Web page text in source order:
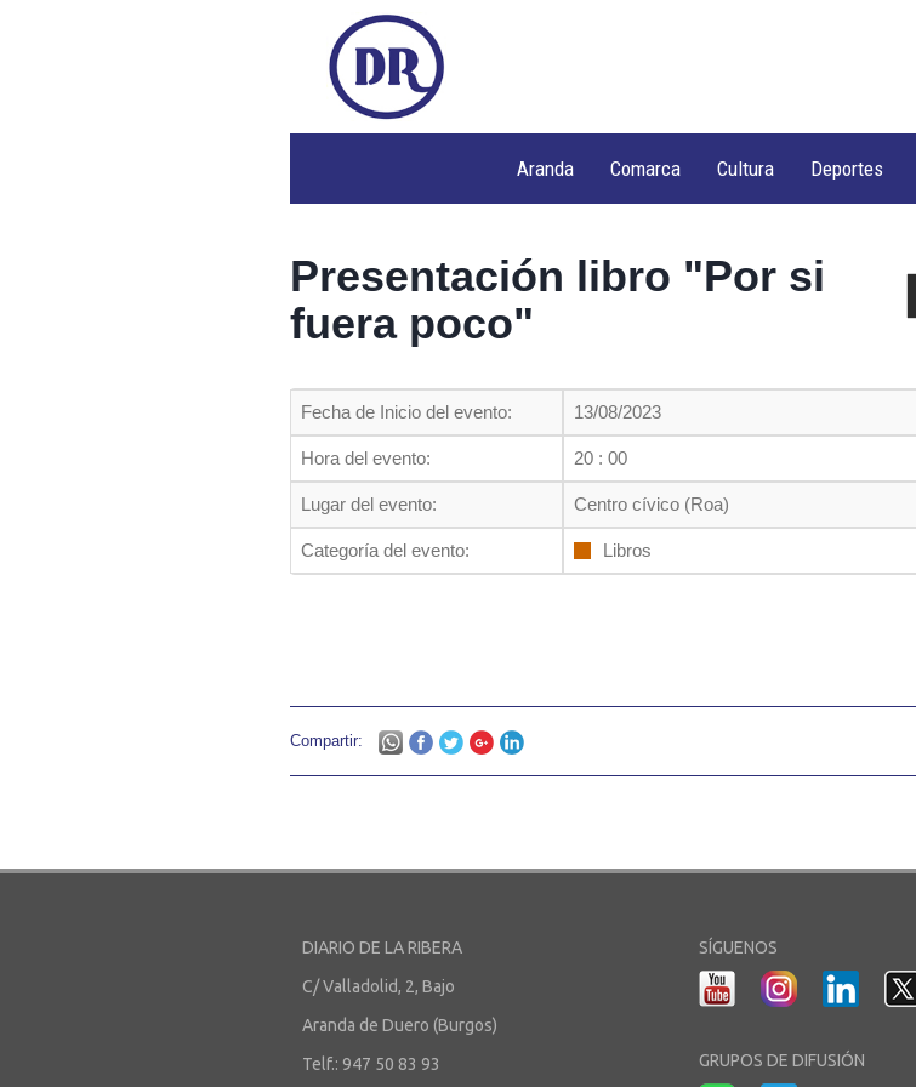
Aranda Comarca Cultura Deportes
Presentación libro "Por si
fuera poco"
Fecha de Inicio del evento: 13/08/2023
Hora del evento: 20 : 00
Lugar del evento: Centro cívico (Roa)
Categoría del evento: Libros
Compartir:
DIARIO DE LA RIBERA
C/ Valladolid, 2, Bajo
Aranda de Duero (Burgos)
Telf.: 947 50 83 93
SÍGUENOS
GRUPOS DE DIFUSIÓN